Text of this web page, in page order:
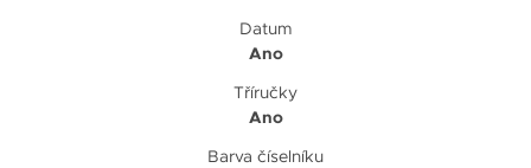
Datum
Ano
Tříručky
Ano
Barva číselníku